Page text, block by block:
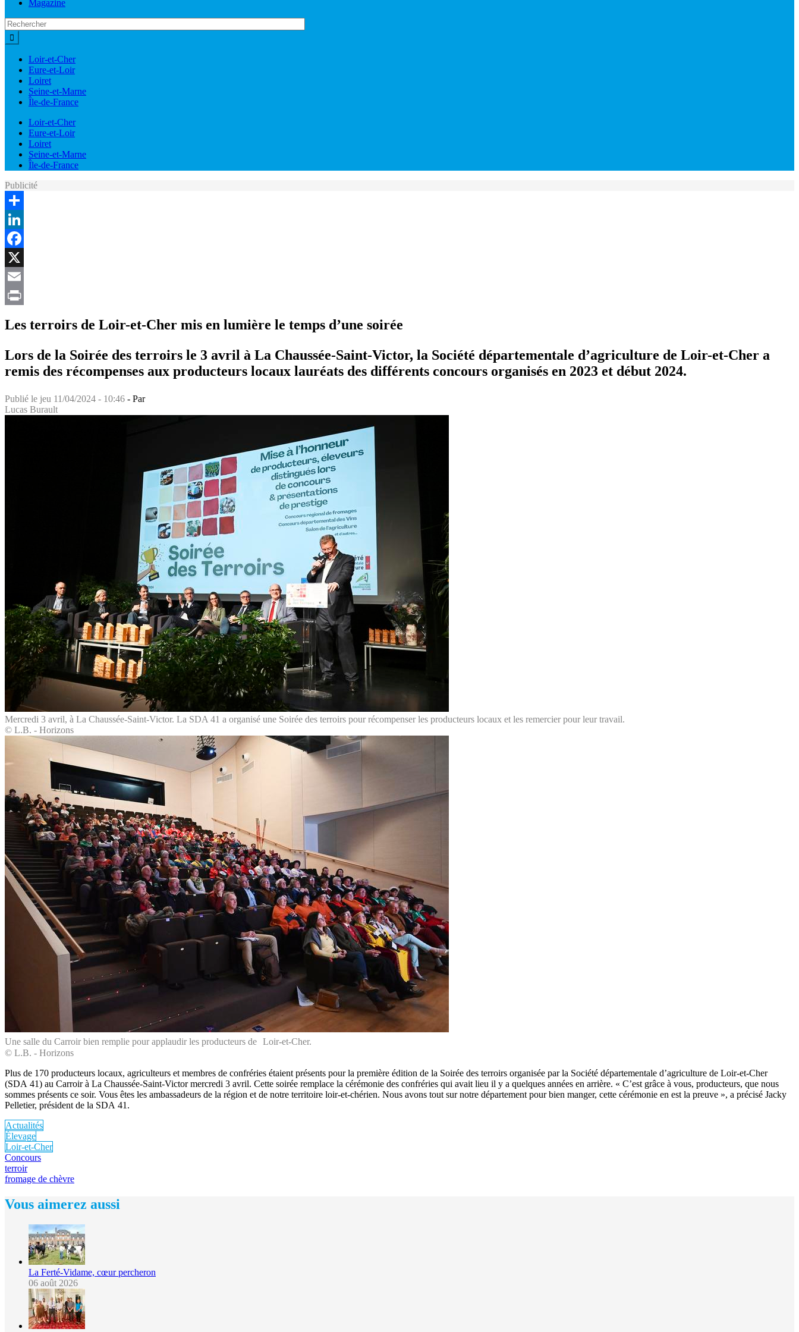
Magazine
Loir-et-Cher
Eure-et-Loir
Loiret
Seine-et-Marne
Île-de-France
Loir-et-Cher
Eure-et-Loir
Loiret
Seine-et-Marne
Île-de-France
Publicité
Share
LinkedIn
Facebook
X
Email
Les terroirs de Loir-et-Cher mis en lumière le temps d’une soirée
Lors de la Soirée des terroirs le 3 avril à La Chaussée-Saint-Victor, la Société départementale d’agriculture de Loir-et-Cher a
remis des récompenses aux producteurs locaux lauréats des différents concours organisés en 2023 et début 2024.
Publié le jeu 11/04/2024 - 10:46 - Par
Lucas Burault
Mercredi 3 avril, à La Chaussée-Saint-Victor. La SDA 41 a organisé une Soirée des terroirs pour récompenser les producteurs locaux et les remercier pour leur travail.
© L.B. - Horizons
Une salle du Carroir bien remplie pour applaudir les producteurs de Loir-et-Cher.
© L.B. - Horizons
Plus de 170 producteurs locaux, agriculteurs et membres de confréries étaient présents pour la première édition de la Soirée des terroirs organisée par la Société départementale d’agriculture de Loir-et-Cher
(SDA 41) au Carroir à La Chaussée-Saint-Victor mercredi 3 avril. Cette soirée remplace la cérémonie des confréries qui avait lieu il y a quelques années en arrière. « C’est grâce à vous, producteurs, que nous
sommes présents ce soir. Vous êtes les ambassadeurs de la région et de notre territoire loir-et-chérien. Nous avons tout sur notre département pour bien manger, cette cérémonie en est la preuve », a précisé Jacky
Pelletier, président de la SDA 41.
Actualités
Élevage
Loir-et-Cher
Concours
terroir
fromage de chèvre
Vous aimerez aussi
La Ferté-Vidame, cœur percheron
06 août 2026